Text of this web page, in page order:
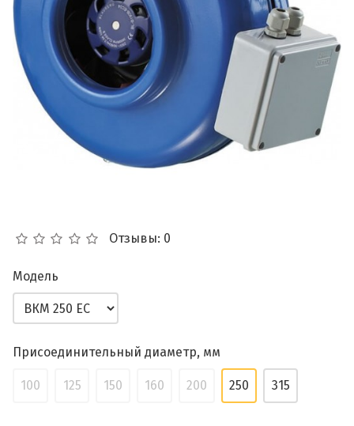
Отзывы: 0
Модель
Присоединительный диаметр, мм
100 125 150 160 200 250 315